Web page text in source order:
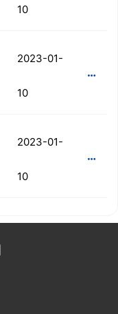
10
2023-01-
10

2023-01-
10
